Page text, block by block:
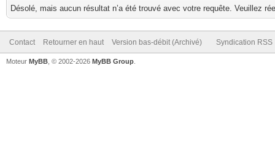
Désolé, mais aucun résultat n’a été trouvé avec votre requête. Veuillez
Contact Retourner en haut Version bas-débit (Archivé) Syndication RSS
Moteur MyBB , © 2002-2026 MyBB Group